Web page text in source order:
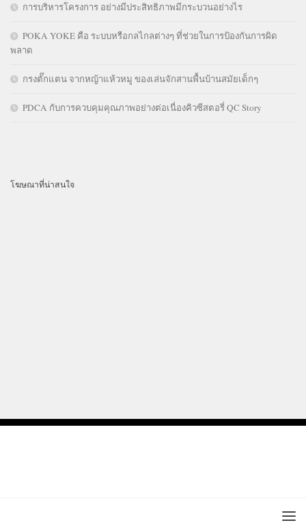
การบริหารโครงการ อย่างมีประสิทธิภาพมีกระบวนอย่างไร
POKA YOKE คือ ระบบหรือกลไกลต่างๆ ที่ช่วยในการป้องกันการผิด
พลาด
กรงตั๊กแตน จากหญ้าแห้วหมู ของเล่นจักสานพื้นบ้านสมัยเด็กๆ
PDCA กับการควบคุมคุณภาพอย่างต่อเนื่องคิวซีสตอรี่ QC Story
โฆษณาที่น่าสนใจ